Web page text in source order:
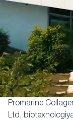
Promarine
Ltd,